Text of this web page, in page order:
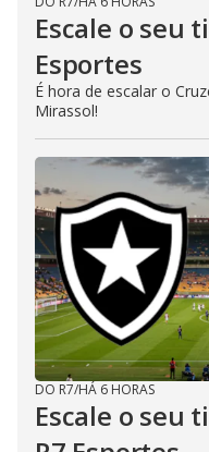
Escale o seu
Esportes
É hora de escalar o
Mirassol!
DO R7/HÁ 6 HORAS
Escale o seu